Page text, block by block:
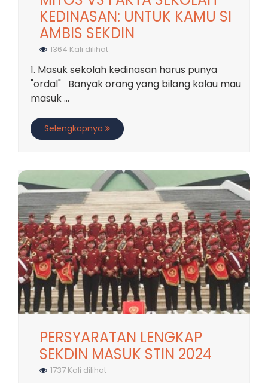
KEDINASAN: UNTUK KAMU SI
AMBIS SEKDIN
1364 Kali dilihat
1. Masuk sekolah kedinasan harus punya
"ordal" Banyak orang yang bilang kalau mau
masuk ...
Selengkapnya
PERSYARATAN LENGKAP
SEKDIN MASUK STIN 2024
1737 Kali dilihat